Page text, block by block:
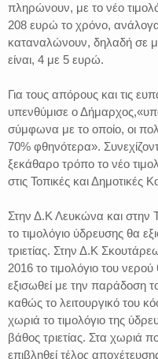
πληρώνουν, με το νέο
208 ευρώ το χρόνο,
καταναλώνουν, δηλαδή σε
είναι, 4 με 5 ευρώ.
Για τους απόρους και τις
υπενθύμισε ο
σύμφωνα με το οποίο, οι
70% φθηνότερα».
ξεκάθαρο τρόπο το νέο
στις Τοπικές και Δημοτικές
Στην Δ.Κ Λευκώνα και στην
το τιμολόγιο ύδρευσης θα
τριετίας. Στην Δ.Κ
2016 το τιμολόγιο του
εξισωθεί με την παράδοση
καθώς το λειτουργικό του
χωριά το τιμολόγιο της
βάθος τριετίας. Στα χωριά
επιβληθεί τέλος